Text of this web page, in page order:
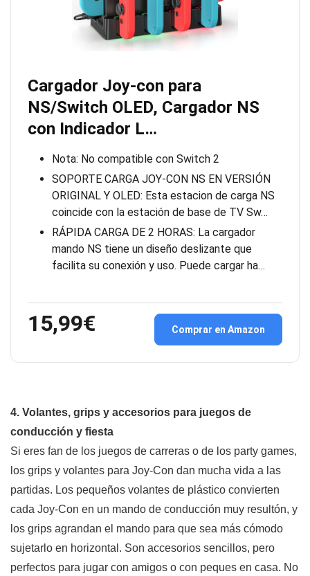
Cargador Joy-con para
NS/Switch OLED, Cargador NS
con Indicador L…
Nota: No compatible con Switch 2
SOPORTE CARGA JOY-CON NS EN VERSIÓN
ORIGINAL Y OLED: Esta estacion de carga NS
coincide con la estación de base de TV Sw…
RÁPIDA CARGA DE 2 HORAS: La cargador
mando NS tiene un diseño deslizante que
facilita su conexión y uso. Puede cargar ha…
15,99€ Comprar en Amazon
4. Volantes, grips y accesorios para juegos de
conducción y fiesta
Si eres fan de los juegos de carreras o de los party games,
los grips y volantes para Joy-Con dan mucha vida a las
partidas. Los pequeños volantes de plástico convierten
cada Joy-Con en un mando de conducción muy resultón, y
los grips agrandan el mando para que sea más cómodo
sujetarlo en horizontal. Son accesorios sencillos, pero
perfectos para jugar con amigos o con peques en casa. No